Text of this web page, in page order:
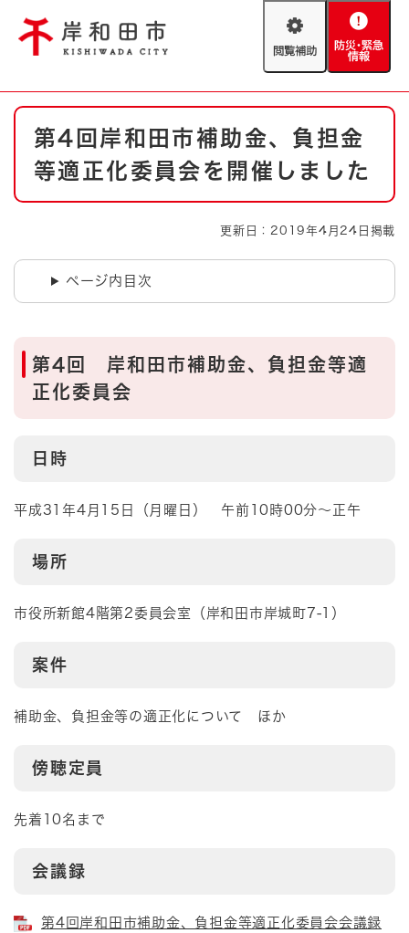
閲
助
防
緊
情
やさしい日本語
防災・緊急情報 救急・消防
ハザードマップ AED設置箇所
本
第4回岸和田市補助金、負担金
等適正化委員会を開催しました
更新日：2019年4月24日掲載
ページ内目次
第4回 岸和田市補助金、負担金等適
正化委員会
日時
平成31年4月15日（月曜日） 午前10時00分～正午
場所
市役所新館4階第2委員会室（岸和田市岸城町7-1）
案件
補助金、負担金等の適正化について ほか
傍聴定員
先着10名まで
会議録
第4回岸和田市補助金、負担金等適正化委員会会議録